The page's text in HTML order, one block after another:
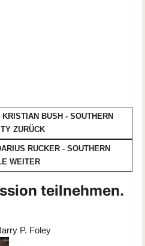
BUSH - SOUTHERN
ZURÜCK
RUCKER - SOUTHERN
WEITER
teilnehmen.
P. Foley